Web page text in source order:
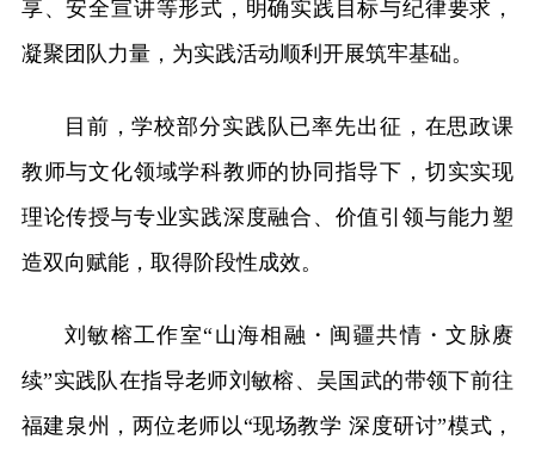
享、安全宣讲等形式，明确实践目标与纪律要求，
凝聚团队力量，为实践活动顺利开展筑牢基础。
目前，学校部分实践队已率先出征，在思政课
教师与文化领域学科教师的协同指导下，切实实现
理论传授与专业实践深度融合、价值引领与能力塑
造双向赋能，取得阶段性成效。
刘敏榕工作室“山海相融・闽疆共情・文脉赓
续”实践队在指导老师刘敏榕、吴国武的带领下前往
福建泉州，两位老师以“现场教学 深度研讨”模式，